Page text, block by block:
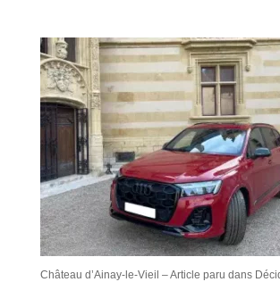
Château d’Ainay-le-Vieil – Article paru dans